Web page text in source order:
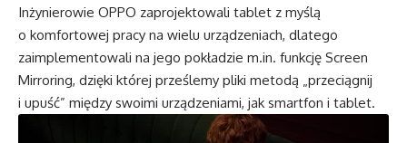
Inżynierowie OPPO zaprojektowali tablet z myślą
o komfortowej pracy na wielu urządzeniach, dlatego
zaimplementowali na jego pokładzie m.in. funkcję Screen
Mirroring, dzięki której prześlemy pliki metodą „przeciągnij
i upuść” między swoimi urządzeniami, jak smartfon i tablet.